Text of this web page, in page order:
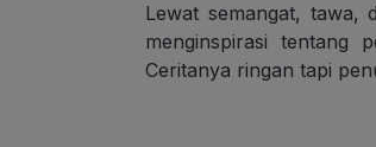
Lewat semangat, tawa,
menginspirasi tentang
Ceritanya ringan tapi